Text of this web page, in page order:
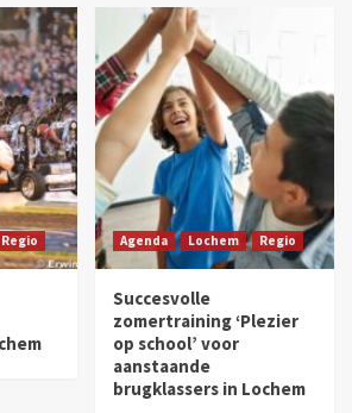
Regio Agenda Lochem Regio
Succesvolle
zomertraining ‘Plezier
op school’ voor
aanstaande
brugklassers in Lochem